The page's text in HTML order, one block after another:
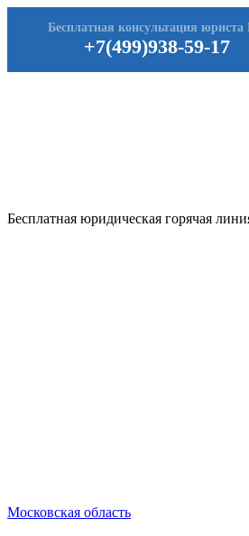
+7(499)938-59-17
Бесплатная консультация
Бесплатная юридическая горячая
Московская область